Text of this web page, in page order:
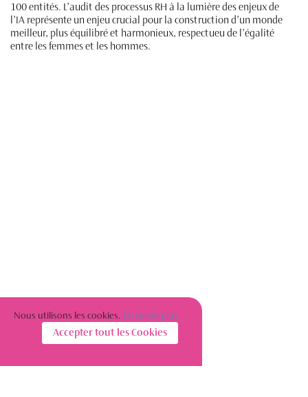
100 entités. L’audit des processus RH à la lumière des enjeux de
l’IA représente un enjeu crucial pour la construction d’un monde
meilleur, plus équilibré et harmonieux, respectueu de l’égalité
entre les femmes et les hommes.
Nous utilisons les cookies. En savoir plus
Accepter tout les Cookies